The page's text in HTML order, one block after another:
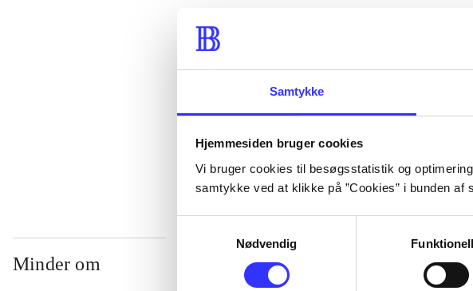
Samtykke
Hjemmesiden bruger cookies
Vi bruger cookies til besøgsstatistik og
samtykke ved at klikke på ”Cookies” i bunden
Nødvendig
...
...
Minder om